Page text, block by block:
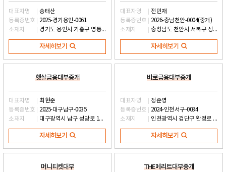
대표자명
송태산
등록증번호
2025-경기용인-0061
소재지
경기도 용인시 기흥구 영통로525번길 24, 황곡프라자 371호 (영덕동)
자세히보기
대표자명
전민재
등록증번호
2026-충남천안-0004(중개)
소재지
충청남도 천안시 서북구 성정공원5로 35, 601호-02 (성정동)
자세히보기
햇살금융대부중개
대표자명
최현준
등록증번호
2025-대구남구-0035
소재지
대구광역시 남구 성당로 142, 이파크 201-G07호 (대명동)
자세히보기
바로금융대부중개
대표자명
정준영
등록증번호
2024-인천서구-0034
소재지
인천광역시 검단구 완정로 179, 제이원검단메디컬프라자 6층 601-103호 (왕길동)
자세히보기
머니티켓대부 THE메리트대부중개